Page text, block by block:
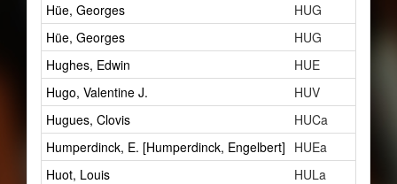
Hüe, Georges
HUG
Hüe, Georges
HUG
Hughes, Edwin
HUE
Hugo, Valentine J.
HUV
Hugues, Clovis
HUCa
Humperdinck, E. [Humperdinck, Engelbert] HUEa
Huot, Louis
HULa